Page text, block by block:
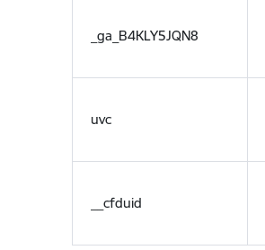
_ga_B4KLY5JQN8
uvc
__cfduid